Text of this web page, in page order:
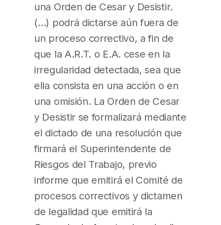
una Orden de Cesar y Desistir.
(…) podrá dictarse aún fuera de
un proceso correctivo, a fin de
que la A.R.T. o E.A. cese en la
irregularidad detectada, sea que
ella consista en una acción o en
una omisión. La Orden de Cesar
y Desistir se formalizará mediante
el dictado de una resolución que
firmará el Superintendente de
Riesgos del Trabajo, previo
informe que emitirá el Comité de
procesos correctivos y dictamen
de legalidad que emitirá la